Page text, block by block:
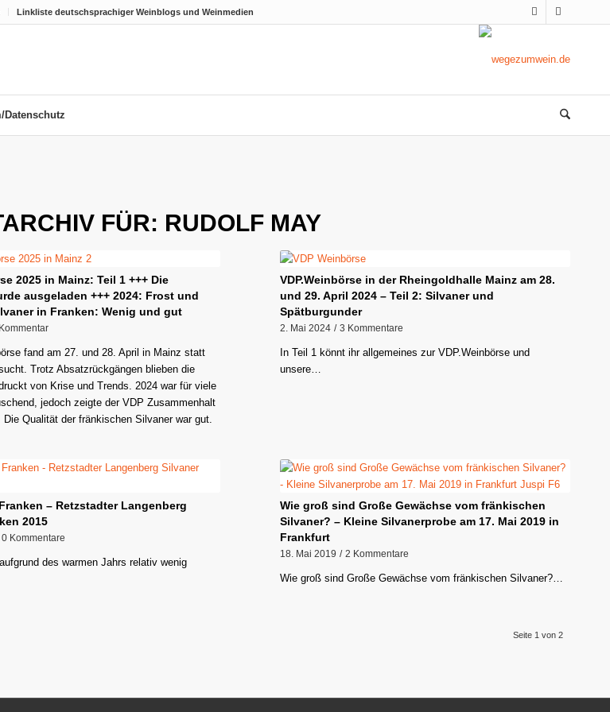
Linkliste deutschsprachiger Weinblogs und Weinmedien
Datenschutz
FÜR: RUDOLF MAY
2025 in Mainz: Teil 1 +++ Die
ausgeladen +++ 2024: Frost und
in Franken: Wenig und gut
fand am 27. und 28. April in Mainz statt
Trotz Absatzrückgängen blieben die
von Krise und Trends. 2024 war für viele
jedoch zeigte der VDP Zusammenhalt
Qualität der fränkischen Silvaner war gut.
VDP.Weinbörse in der Rheingoldhalle Mainz am 28.
und 29. April 2024 – Teil 2: Silvaner und
Spätburgunder
2. Mai 2024 / 3 Kommentare
In Teil 1 könnt ihr allgemeines zur VDP.Weinbörse und
unsere…
– Retzstadter Langenberg
2015
0 Kommentare
des warmen Jahrs relativ wenig
Wie groß sind Große Gewächse vom fränkischen
Silvaner? – Kleine Silvanerprobe am 17. Mai 2019 in
Frankfurt
18. Mai 2019 / 2 Kommentare
Wie groß sind Große Gewächse vom fränkischen Silvaner?…
Seite 1 von 2